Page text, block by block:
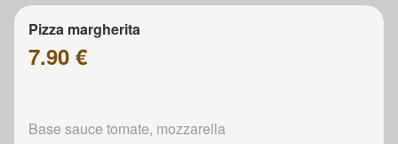
Pizza margherita
7.90 €
Base sauce tomate, mozzarella